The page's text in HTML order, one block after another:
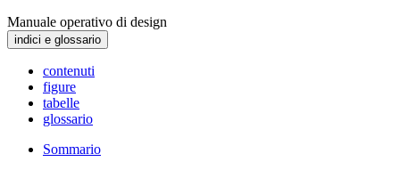
Manuale operativo di design
indici e glossario
contenuti
figure
tabelle
glossario
Sommario